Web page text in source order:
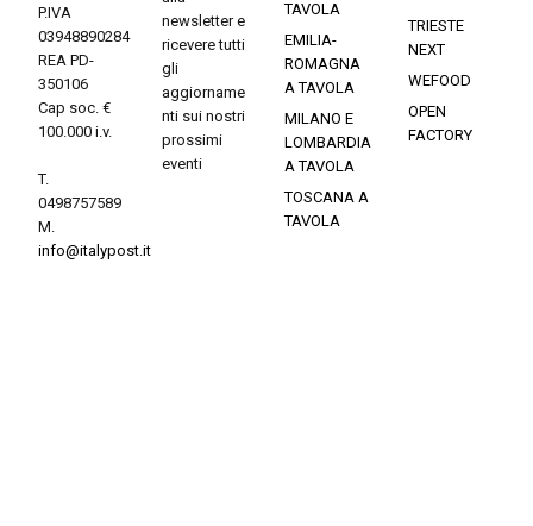
P.IVA
03948890284
REA PD-
350106
Cap soc. €
100.000 i.v.
T.
0498757589
M.
info@italypost.it
newsletter e
ricevere tutti
gli
aggiorname
nti sui nostri
prossimi
eventi
TAVOLA
EMILIA-
ROMAGNA
A TAVOLA
MILANO E
LOMBARDIA
A TAVOLA
TOSCANA A
TAVOLA
TRIESTE
NEXT
WEFOOD
OPEN
FACTORY